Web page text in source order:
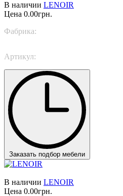
В наличии LENOIR
Цена 0.00грн.
Фабрика:
Артикул:
Заказать подбор мебели
В наличии LENOIR
Цена 0.00грн.